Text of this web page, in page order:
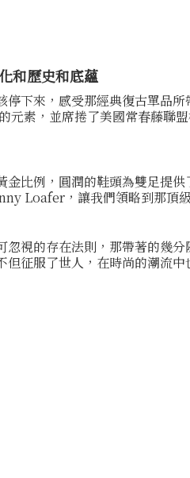
和歷史和底蘊
停下來，感受那經典復古單品
素，並席捲了美國常春藤聯
比例，圓潤的鞋頭為雙足提
Loafer，讓我們領略到那頂
忽視的存在法則，那帶著的幾
征服了世人，在時尚的潮流中